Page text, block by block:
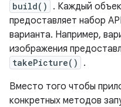
build()
. Каждый
предоставляет набор
варианта. Например,
изображения
takePicture()
.
Вместо того чтобы
конкретных методов